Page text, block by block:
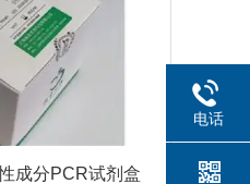
成分PCR试剂盒
电话